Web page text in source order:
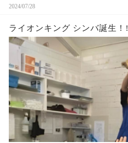
2024/07/28
ライオンキング シンバ誕生！!